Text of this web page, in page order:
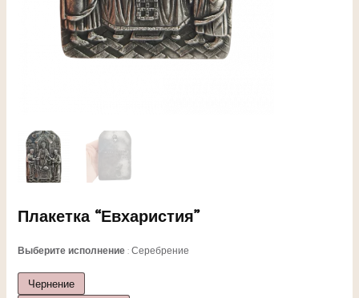
Плакетка “Евхаристия”
Выберите исполнение Серебрение
Чернение